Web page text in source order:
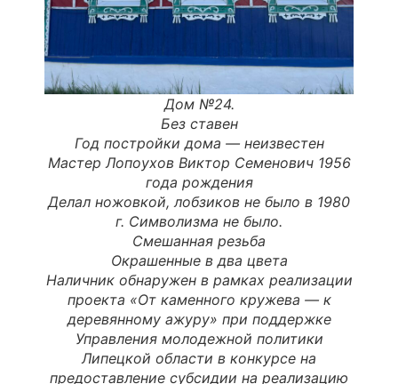
Дом №24.
Без ставен
Год постройки дома — неизвестен
Мастер Лопоухов Виктор Семенович 1956
года рождения
Делал ножовкой, лобзиков не было в 1980
г. Символизма не было.
Смешанная резьба
Окрашенные в два цвета
Наличник обнаружен в рамках реализации
проекта «От каменного кружева — к
деревянному ажуру» при поддержке
Управления молодежной политики
Липецкой области в конкурсе на
предоставление субсидии на реализацию